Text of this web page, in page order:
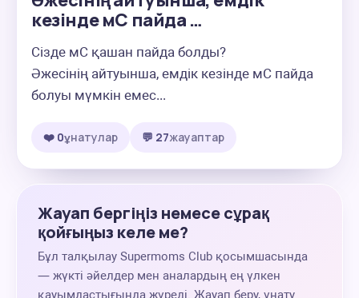
кезінде мС пайда …
Сізде мС қашан пайда болды?
Әжесінің айтуынша, емдік кезінде мС пайда
болуы мүмкін емес...
❤️ 0ұнатулар 💬 27жауаптар
Жауап бергіңіз немесе сұрақ
қойғыңыз келе ме?
Бұл талқылау Supermoms Club қосымшасында
— жүкті әйелдер мен аналардың ең үлкен
қауымдастығында жүреді. Жауап беру, ұнату